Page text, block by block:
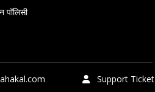
Support Ticket